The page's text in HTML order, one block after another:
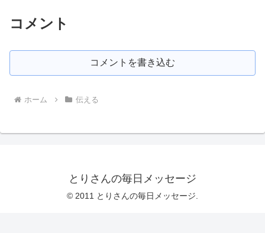
コメント
コメントを書き込む
ホーム 伝える
とりさんの毎日メッセージ
© 2011 とりさんの毎日メッセージ.